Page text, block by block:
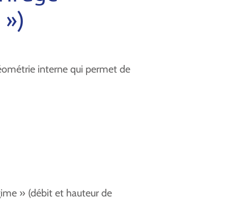
interne qui permet de
» (débit et hauteur de